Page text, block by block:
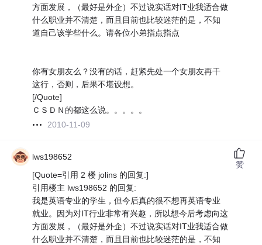
方面发展，（最好是外企）不过说实话对IT业我适合做
什么职业并不清楚，而且目前也比较迷茫的是，不知
道自己该学些什么。请各位小弟指点指点
你有女朋友么？没有的话，赶紧先处一个女朋友再干
这行，否则，后果不堪设想。
[/Quote]
ＣＳＤＮ的都这么说。。。。。
2010-11-09
lws198652
[Quote=引用 2 楼 jolins 的回复:]
引用楼主 lws198652 的回复:
我是英语专业的学生，但今后真的很不想再英语专业
就业。因为对IT行业非常有兴趣，所以想今后考虑向这
方面发展，（最好是外企）不过说实话对IT业我适合做
什么职业并不清楚，而且目前也比较迷茫的是，不知
赞